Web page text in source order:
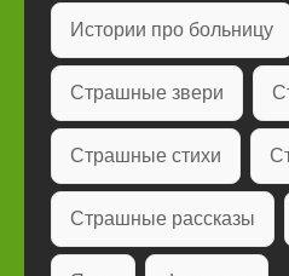
Истории про больницу
Страшные звери
Страшные стихи
Страшные рассказы